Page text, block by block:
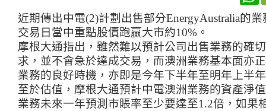
近期傳出中電(2)計劃 出售部分EnergyAustralia的業
交易日當中重點股價跑贏大市約10% 。
摩根大通指出 ， 雖然難以預計公司出售業務的確
求 ，並不會急於達成交易，而澳洲業務基本面亦
業務的良好時機 ， 亦即是今年下半年至明年上半
至於估值，摩根大通預計中電澳洲業務的資產淨
業務未來一年預測市賬率至少要達至1.2倍 ， 如果